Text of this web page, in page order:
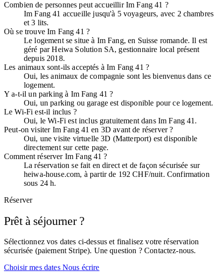
Combien de personnes peut accueillir Im Fang 41 ?
Im Fang 41 accueille jusqu'à 5 voyageurs, avec 2 chambres
et 3 lits.
Où se trouve Im Fang 41 ?
Le logement se situe à Im Fang, en Suisse romande. Il est
géré par Heiwa Solution SA, gestionnaire local présent
depuis 2018.
Les animaux sont-ils acceptés à Im Fang 41 ?
Oui, les animaux de compagnie sont les bienvenus dans ce
logement.
Y a-t-il un parking à Im Fang 41 ?
Oui, un parking ou garage est disponible pour ce logement.
Le Wi-Fi est-il inclus ?
Oui, le Wi-Fi est inclus gratuitement dans Im Fang 41.
Peut-on visiter Im Fang 41 en 3D avant de réserver ?
Oui, une visite virtuelle 3D (Matterport) est disponible
directement sur cette page.
Comment réserver Im Fang 41 ?
La réservation se fait en direct et de façon sécurisée sur
heiwa-house.com, à partir de 192 CHF/nuit. Confirmation
sous 24 h.
Réserver
Prêt à séjourner ?
Sélectionnez vos dates ci-dessus et finalisez votre réservation
sécurisée (paiement Stripe). Une question ? Contactez-nous.
Choisir mes dates Nous écrire